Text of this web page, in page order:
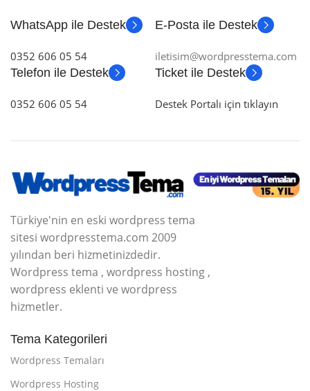
WhatsApp ile Destek
0352 606 05 54
E-Posta ile Destek
iletisim@wordpresstema.com
Telefon ile Destek
0352 606 05 54
Ticket ile Destek
Destek Portalı için tıklayın
Türkiye'nin en eski wordpress tema
sitesi wordpresstema.com 2009
yılından beri hizmetinizdedir.
Wordpress tema , wordpress hosting ,
wordpress eklenti ve wordpress
hizmetler.
Tema Kategorileri
Wordpress Temaları
Wordpress Hosting